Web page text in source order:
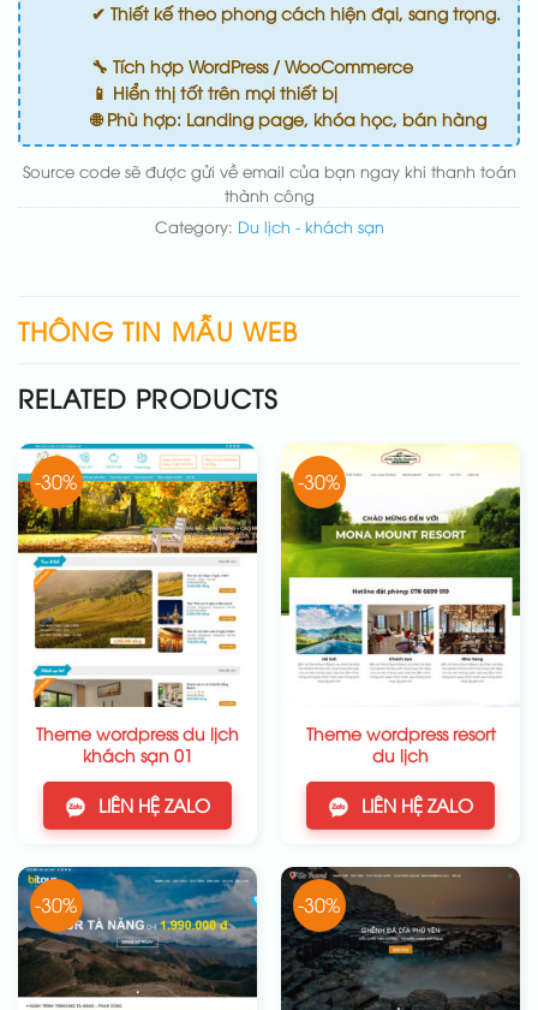
✔ Thiết kế theo phong cách hiện đại, sang trọng.
🔧 Tích hợp WordPress / WooCommerce
📱 Hiển thị tốt trên mọi thiết bị
🌐 Phù hợp: Landing page, khóa học, bán hàng
Source code sẽ được gửi về email của bạn ngay khi thanh toán
thành công
Category: Du lịch - khách sạn
THÔNG TIN MẪU WEB
RELATED PRODUCTS
-30%
Theme wordpress du lịch
khách sạn 01
LIÊN HỆ ZALO
-30%
Theme wordpress resort
du lịch
LIÊN HỆ ZALO
-30% -30%